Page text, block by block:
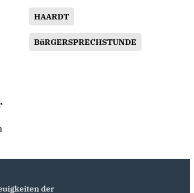
HAARDT
BüRGERSPRECHSTUNDE
der